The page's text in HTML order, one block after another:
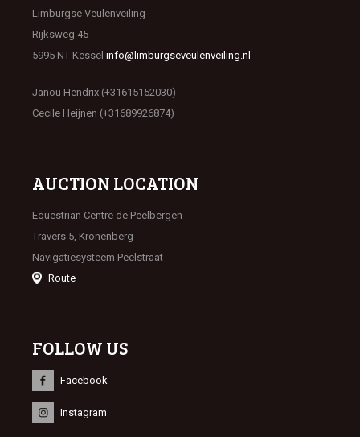
Limburgse Veulenveiling
Rijksweg 45
5995 NT Kessel info@limburgseveulenveiling.nl
Janou Hendrix (+31615152030)
Cecile Heijnen (+31689926874)
AUCTION LOCATION
Equestrian Centre de Peelbergen
Travers 5, Kronenberg
Navigatiesysteem Peelstraat
Route
FOLLOW US
Facebook
Instagram